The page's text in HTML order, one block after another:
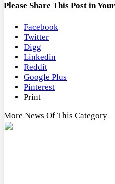
Please Share This Post in
Facebook
Twitter
Digg
Linkedin
Reddit
Google Plus
Pinterest
Print
More News Of This Category